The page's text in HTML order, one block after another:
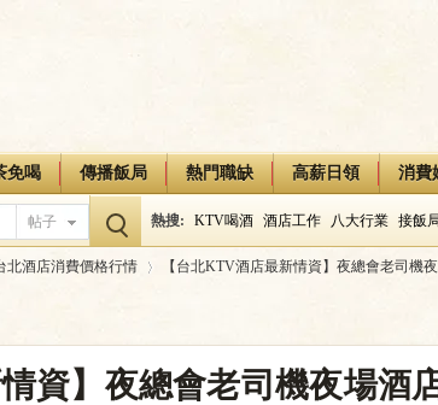
免喝 傳播飯局 熱門職缺 高薪日領 消費
帖子 熱搜: KTV喝酒 酒店工作 八大行業 接飯
北酒店消費價格行情
›
【台北KTV酒店最新情資】夜總會老司機
資】夜總會老司機夜場酒